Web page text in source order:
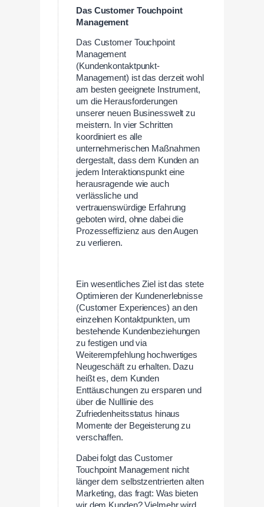
Das Customer Touchpoint
Management
Das Customer Touchpoint
Management
(Kundenkontaktpunkt-
Management) ist das derzeit wohl
am besten geeignete Instrument,
um die Herausforderungen
unserer neuen Businesswelt zu
meistern. In vier Schritten
koordiniert es alle
unternehmerischen Maßnahmen
dergestalt, dass dem Kunden an
jedem Interaktionspunkt eine
herausragende wie auch
verlässliche und
vertrauenswürdige Erfahrung
geboten wird, ohne dabei die
Prozesseffizienz aus den Augen
zu verlieren.
Ein wesentliches Ziel ist das stete
Optimieren der Kundenerlebnisse
(Customer Experiences) an den
einzelnen Kontaktpunkten, um
bestehende Kundenbeziehungen
zu festigen und via
Weiterempfehlung hochwertiges
Neugeschäft zu erhalten. Dazu
heißt es, dem Kunden
Enttäuschungen zu ersparen und
über die Nulllinie des
Zufriedenheitsstatus hinaus
Momente der Begeisterung zu
verschaffen.
Dabei folgt das Customer
Touchpoint Management nicht
länger dem selbstzentrierten alten
Marketing, das fragt: Was bieten
wir dem Kunden? Vielmehr wird